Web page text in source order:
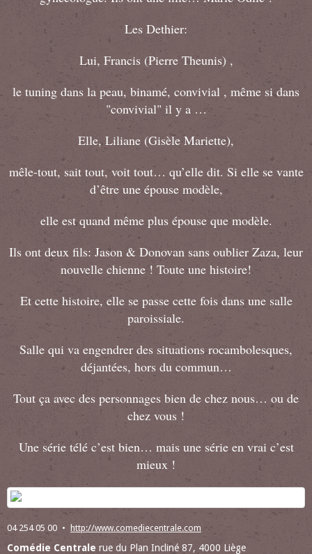
Les Dethier:
Lui, Francis (Pierre Theunis) ,
le tuning dans la peau, binamé, convivial , même si dans
"convivial" il y a …
Elle, Liliane (Gisèle Mariette),
mêle-tout, sait tout, voit tout… qu’elle dit. Si elle se vante
d’être une épouse modèle,
elle est quand même plus épouse que modèle.
Ils ont deux fils: Jason & Donovan sans oublier Zaza, leur
nouvelle chienne ! Toute une histoire!
Et cette histoire, elle se passe cette fois dans une salle
paroissiale.
Salle qui va engendrer des situations rocambolesques,
déjantées, hors du commun…
Tout ça avec des personnages bien de chez nous… ou de
chez vous !
Une série télé c’est bien… mais une série en vrai c’est
mieux !
04 254 05 00 http://www.comediecentrale.com
Comédie Centrale rue du Plan Incliné 87, 4000 Liège